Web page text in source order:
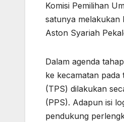
Komisi Pemilihan
satunya melakukan
Aston Syariah
Dalam agenda
ke kecamatan pada
(TPS) dilakukan
(PPS). Adapun isi
pendukung